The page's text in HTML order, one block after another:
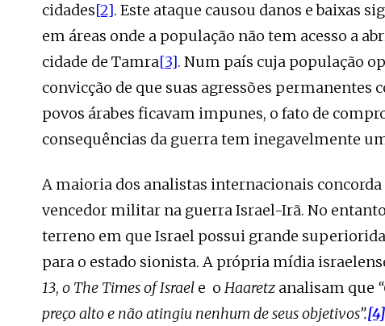
cidades[2]. Este ataque causou danos e baixas
em áreas onde a população não tem acesso a
cidade de Tamra[3]. Num país cuja população
convicção de que suas agressões permanentes
povos árabes ficavam impunes, o fato de
consequências da guerra tem inegavelmente
A maioria dos analistas internacionais
vencedor militar na guerra Israel-Irã. No
terreno em que Israel possui grande
para o estado sionista. A própria mídia
13, o The Times of Israel e o Haaretz analisam que
preço alto e não atingiu nenhum de seus objetivos”.[4]